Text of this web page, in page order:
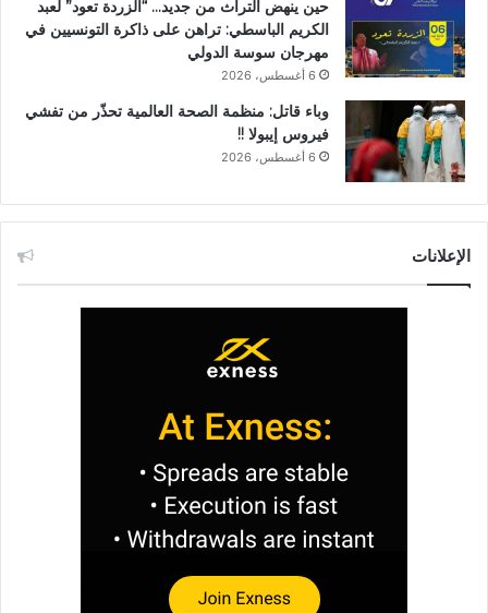
حين ينهض التراث من جديد… “الزردة تعود” لعبد
الكريم الباسطي: تراهن على ذاكرة التونسيين في
مهرجان سوسة الدولي
6 أغسطس، 2026
وباء قاتل: منظمة الصحة العالمية تحذّر من تفشي
فيروس إيبولا !!
6 أغسطس، 2026
الإعلانات